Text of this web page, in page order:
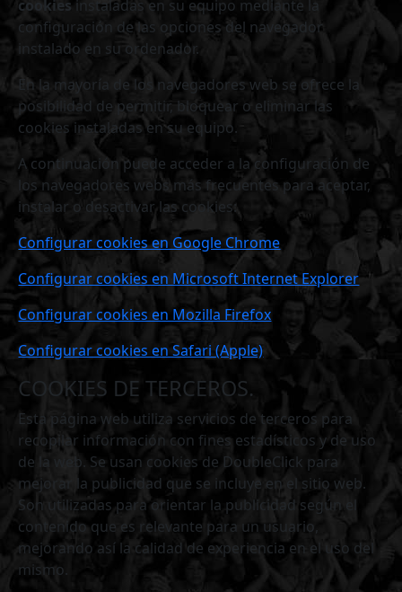
cookies instaladas en su equipo mediante la
configuración de las opciones del navegador
instalado en su ordenador.
En la mayoría de los navegadores web se ofrece la
posibilidad de permitir, bloquear o eliminar las
cookies instaladas en su equipo.
A continuación puede acceder a la configuración de
los navegadores webs más frecuentes para aceptar,
instalar o desactivar las cookies:
Configurar cookies en Google Chrome
Configurar cookies en Microsoft Internet Explorer
Configurar cookies en Mozilla Firefox
Configurar cookies en Safari (Apple)
COOKIES DE TERCEROS.
Esta página web utiliza servicios de terceros para
recopilar información con fines estadísticos y de uso
de la web. Se usan cookies de DoubleClick para
mejorar la publicidad que se incluye en el sitio web.
Son utilizadas para orientar la publicidad según el
contenido que es relevante para un usuario,
mejorando así la calidad de experiencia en el uso del
mismo.